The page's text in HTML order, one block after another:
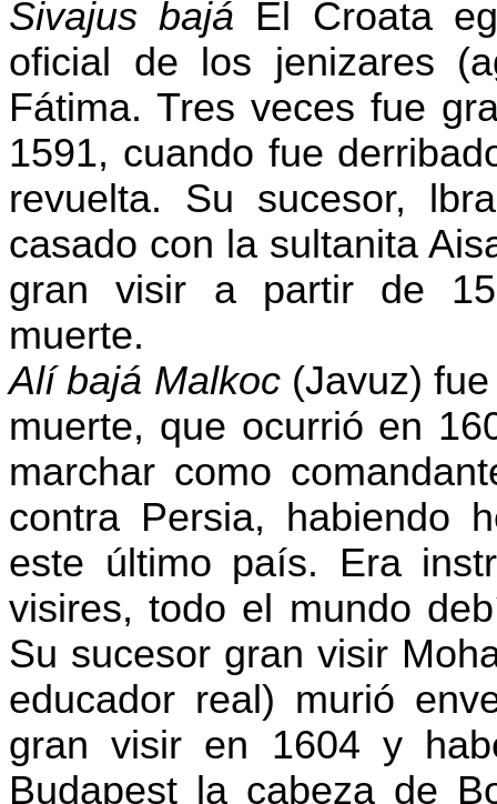
Sivajus bajá El Croata
oficial de los jenizares (
Fátima. Tres veces fue
1591, cuando fue
revuelta. Su sucesor,
casado con la sultanita
gran visir a partir de
muerte.
Alíbajá Malkoc(Javuz)
muerte, que ocurrió en
marchar como
contra Persia, habiendo
este último país. Era
visires, todo el mundo
Su sucesor gran visir
educador real) murió
gran visir en 1604 y
Budapest la cabeza de